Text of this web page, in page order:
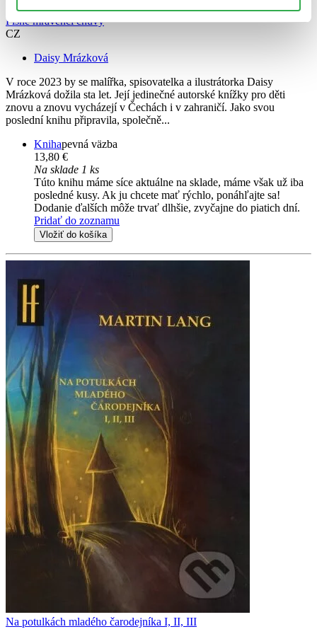
Písně mravenčí chůvy
CZ
Daisy Mrázková
V roce 2023 by se malířka, spisovatelka a ilustrátorka Daisy
Mrázková dožila sta let. Její jedinečné autorské knížky pro děti
znovu a znovu vycházejí v Čechách i v zahraničí. Jako svou
poslední knihu připravila, společně...
Knihapevná väzba
13,80 €
Na sklade 1 ks
Túto knihu máme síce aktuálne na sklade, máme však už iba
posledné kusy. Ak ju chcete mať rýchlo, ponáhľajte sa!
Dodanie ďalších môže trvať dlhšie, zvyčajne do piatich dní.
Pridať do zoznamu
Vložiť do košíka
Na potulkách mladého čarodejníka I, II, III